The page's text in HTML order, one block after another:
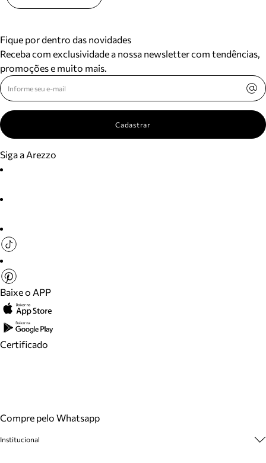
Fique por dentro das novidades
Receba com exclusividade a nossa newsletter com tendências,
promoções e muito mais.
Cadastrar
Siga a Arezzo
Baixe o APP
Certificado
Compre pelo Whatsapp
Institucional